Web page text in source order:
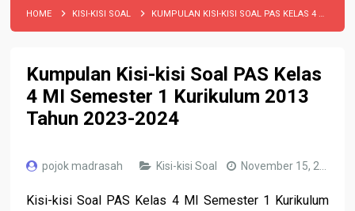
HOME KISI-KISI SOAL KUMPULAN KISI-KISI SOAL PAS KELAS 4 MI SEMESTER 1 KURIKULUM 2013 TAHUN 2023-2024
Kumpulan Kisi-kisi Soal PAS Kelas
4 MI Semester 1 Kurikulum 2013
Tahun 2023-2024
pojok madrasah Kisi-kisi Soal November 15, 2023
Kisi-kisi Soal PAS Kelas 4 MI Semester 1 Kurikulum